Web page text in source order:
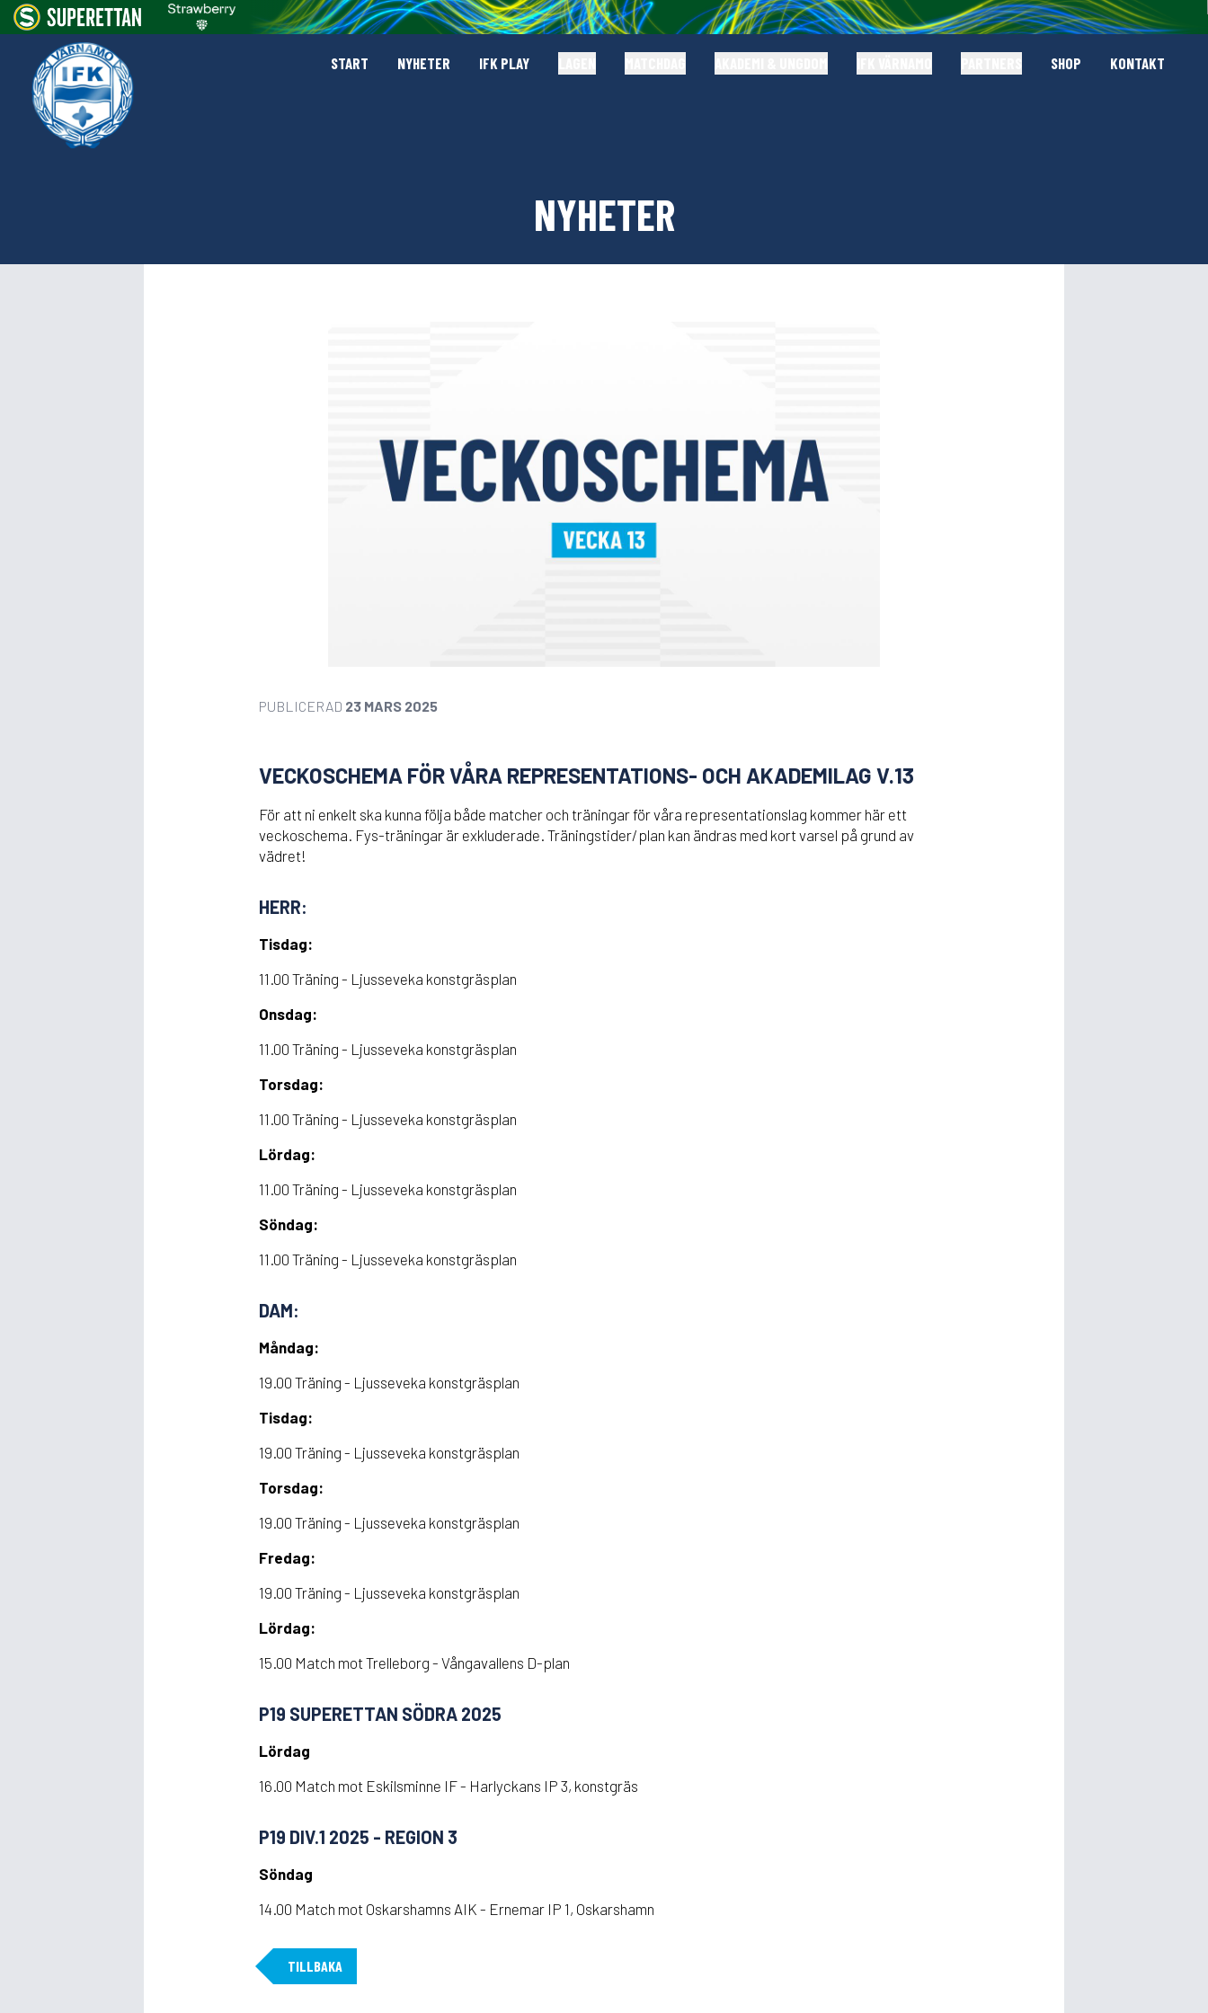
START NYHETER IFK PLAY SHOP KONTAKT
NYHETER
PUBLICERAD 23 MARS 2025
VECKOSCHEMA FÖR VÅRA REPRESENTATIONS- OCH AKADEMILAG V.13
För att ni enkelt ska kunna följa både matcher och träningar för våra representationslag kommer här ett
veckoschema. Fys-träningar är exkluderade. Träningstider/plan kan ändras med kort varsel på grund av
vädret!
HERR:
Tisdag:
11.00 Träning - Ljusseveka konstgräsplan
Onsdag:
11.00 Träning - Ljusseveka konstgräsplan
Torsdag:
11.00 Träning - Ljusseveka konstgräsplan
Lördag:
11.00 Träning - Ljusseveka konstgräsplan
Söndag:
11.00 Träning - Ljusseveka konstgräsplan
DAM:
Måndag:
19.00 Träning - Ljusseveka konstgräsplan
Tisdag:
19.00 Träning - Ljusseveka konstgräsplan
Torsdag:
19.00 Träning - Ljusseveka konstgräsplan
Fredag:
19.00 Träning - Ljusseveka konstgräsplan
Lördag:
15.00 Match mot Trelleborg - Vångavallens D-plan
P19 SUPERETTAN SÖDRA 2025
Lördag
16.00 Match mot Eskilsminne IF - Harlyckans IP 3, konstgräs
P19 DIV.1 2025 - REGION 3
Söndag
14.00 Match mot Oskarshamns AIK - Ernemar IP 1, Oskarshamn
TILLBAKA